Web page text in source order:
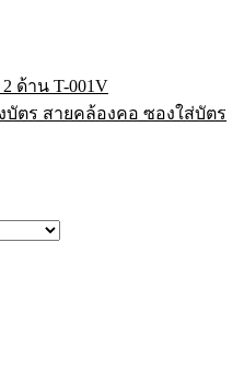
ด้าน T-001V
ตร สายคล้องคอ ซองใส่บัตร